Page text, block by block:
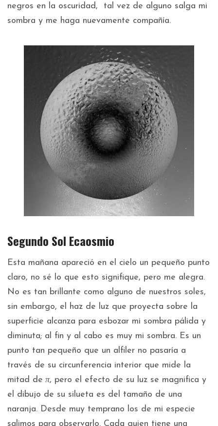
negros en la oscuridad, tal vez de alguno salga mi
sombra y me haga nuevamente compañía.
Segundo Sol Ecaosmio
Esta mañana apareció en el cielo un pequeño punto
claro, no sé lo que esto signifique, pero me alegra.
No es tan brillante como alguno de nuestros soles,
sin embargo, el haz de luz que proyecta sobre la
superficie alcanza para esbozar mi sombra pálida y
diminuta; al fin y al cabo es muy mi sombra. Es un
punto tan pequeño que un alfiler no pasaría a
través de su circunferencia interior que mide la
mitad de π, pero el efecto de su luz se magnifica y
el dibujo de su silueta es del tamaño de una
naranja. Desde muy temprano los de mi especie
salimos para observarlo. Cada quien tiene una